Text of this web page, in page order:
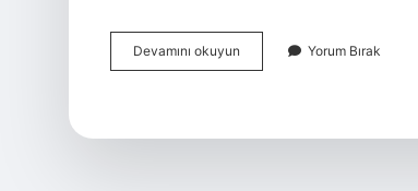
Devamını okuyun
Cumhurbaşkanı
Yorum Bırak